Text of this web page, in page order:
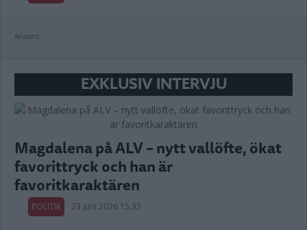
Annons:
EXKLUSIV INTERVJU
Magdalena på ALV – nytt vallöfte, ökat
favorittryck och han är
favoritkaraktären
POLITIK 23 juni 2026 15.33